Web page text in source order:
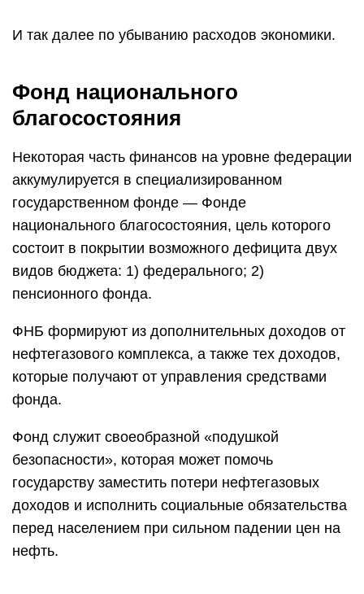
И так далее по убыванию расходов экономики.
Фонд национального
благосостояния
Некоторая часть финансов на уровне федерации
аккумулируется в специализированном
государственном фонде — Фонде
национального благосостояния, цель которого
состоит в покрытии возможного дефицита двух
видов бюджета: 1) федерального; 2)
пенсионного фонда.
ФНБ формируют из дополнительных доходов от
нефтегазового комплекса, а также тех доходов,
которые получают от управления средствами
фонда.
Фонд служит своеобразной «подушкой
безопасности», которая может помочь
государству заместить потери нефтегазовых
доходов и исполнить социальные обязательства
перед населением при сильном падении цен на
нефть.